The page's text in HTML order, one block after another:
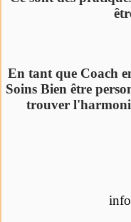
En tant que Coach
Soins Bien être
trouver